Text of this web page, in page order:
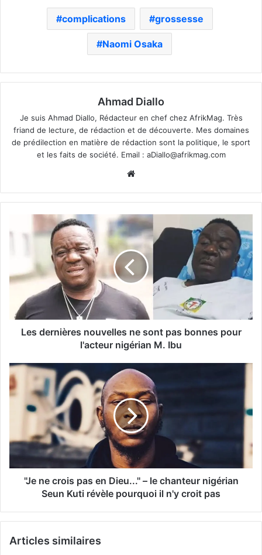
complications grossesse
Naomi Osaka
Ahmad Diallo
Je suis Ahmad Diallo, Rédacteur en chef chez AfrikMag. Très
friand de lecture, de rédaction et de découverte. Mes domaines
de prédilection en matière de rédaction sont la politique, le sport
et les faits de société. Email : aDiallo@afrikmag.com
Les dernières nouvelles ne sont pas bonnes pour
l'acteur nigérian M. Ibu
''Je ne crois pas en Dieu...'' – le chanteur nigérian
Seun Kuti révèle pourquoi il n'y croit pas
Articles similaires